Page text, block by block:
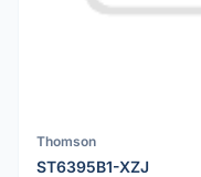
Thomson
ST6395B1-XZJ